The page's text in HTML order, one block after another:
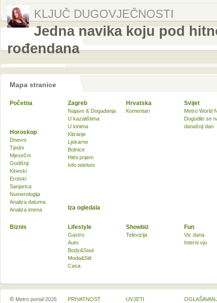
KLJUČ DUGOVJEČNOSTI
Jedna navika koju pod
rođendana
Mapa stranice
Početna Zagreb
Najave & Događanja
U kazalištima
U kinima
Klizanje
Ljekarne
Bolnice
Hitni prijem
Info telefoni
Hrvatska
Komentari
Svijet
Metro World
Dogodilo se
današnji dan
Biznis Lifestyle
Gastro
Auto
Body&Soul
Moda&Stil
Casa
Showbiz
Televizija
Fun
Vic dana
Interni vju
Horoskop
Dnevni
Tjedni
Mjesečni
Godišnji
Kineski
Erotski
Sanjarica
Numerologija
Analiza datuma
Analiza imena
Iza ogledala
© Metro portal 2026 PRIVATNOST UVJETI